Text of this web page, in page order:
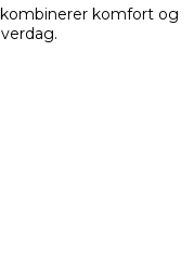
kombinerer komfort og